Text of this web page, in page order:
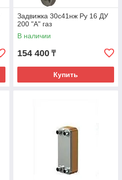
Задвижка 30с41нж Ру 16 ДУ
200 "А" газ
В наличии
154 400 ₸
Купить